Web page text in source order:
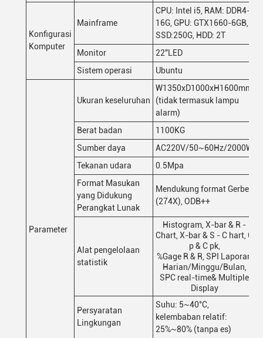
Konfigurasi
Komputer
Mainframe
CPU: Intel i5, RAM: DDR4-
16G, GPU: GTX1660-6GB,
SSD:250G, HDD: 2T
Monitor
22"LED
Sistem operasi
Ubuntu
Parameter
Ukuran keseluruhan
W1350xD1000xH1600mm
(tidak termasuk lampu
alarm)
Berat badan
1100KG
Sumber daya
AC220V/50~60Hz/2000W
Tekanan udara
0.5Mpa
Format Masukan
yang Didukung
Perangkat Lunak
Mendukung format Gerber
(274X), ODB++
Alat pengelolaan
statistik
Histogram, X-bar & R -
Chart, X-bar & S - C hart, C
p & C pk,
%Gage R & R, SPI Laporan
Harian/Minggu/Bulan,
SPC real-time& Multiple
Display
Persyaratan
Lingkungan
Suhu: 5~40°C,
kelembaban relatif:
25%~80% (tanpa es)